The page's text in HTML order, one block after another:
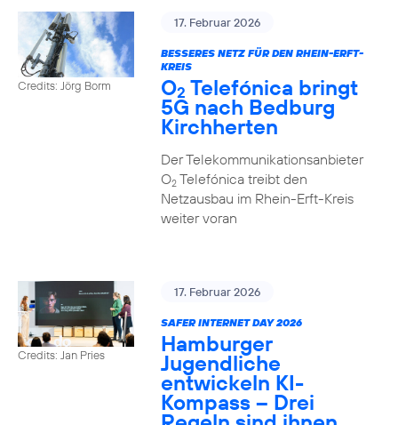
Credits: Jörg Borm
17. Februar 2026
BESSERES NETZ FÜR DEN RHEIN-ERFT-
KREIS
O2 Telefónica bringt
5G nach Bedburg
Kirchherten
Der Telekommunikationsanbieter
O2Telefónica treibt den
Netzausbau im Rhein-Erft-Kreis
weiter voran
Credits: Jan Pries
17. Februar 2026
SAFER INTERNET DAY 2026
Hamburger
Jugendliche
entwickeln KI-
Kompass – Drei